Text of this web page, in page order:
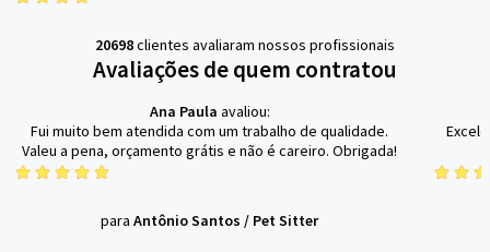
20698clientes avaliaram nossos profissionais
Avaliações de quem contratou
Ana Paula avaliou:
Fui muito bem atendida com um trabalho de qualidade.
Valeu a pena, orçamento grátis e não é careiro. Obrigada!
para Antônio Santos / Pet Sitter